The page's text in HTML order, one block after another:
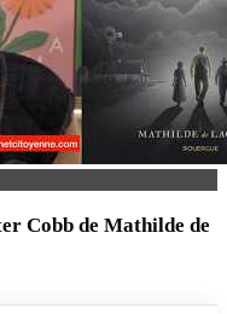
Cobb de Mathilde de